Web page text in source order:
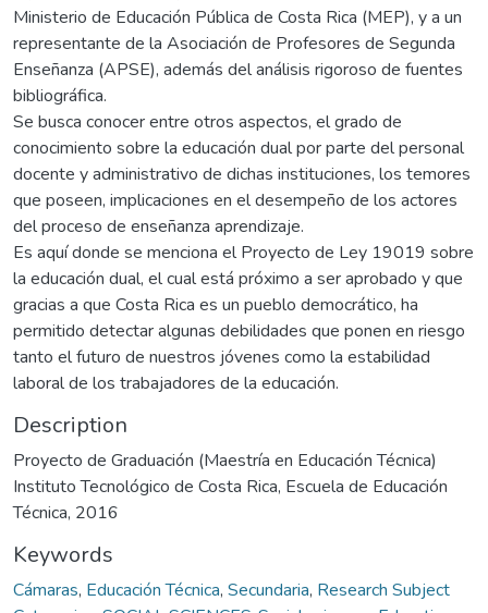
Ministerio de Educación Pública de Costa Rica (MEP), y a un
representante de la Asociación de Profesores de Segunda
Enseñanza (APSE), además del análisis rigoroso de fuentes
bibliográfica.
Se busca conocer entre otros aspectos, el grado de
conocimiento sobre la educación dual por parte del personal
docente y administrativo de dichas instituciones, los temores
que poseen, implicaciones en el desempeño de los actores
del proceso de enseñanza aprendizaje.
Es aquí donde se menciona el Proyecto de Ley 19019 sobre
la educación dual, el cual está próximo a ser aprobado y que
gracias a que Costa Rica es un pueblo democrático, ha
permitido detectar algunas debilidades que ponen en riesgo
tanto el futuro de nuestros jóvenes como la estabilidad
laboral de los trabajadores de la educación.
Description
Proyecto de Graduación (Maestría en Educación Técnica)
Instituto Tecnológico de Costa Rica, Escuela de Educación
Técnica, 2016
Keywords
Cámaras, Educación Técnica, Secundaria, Research Subject